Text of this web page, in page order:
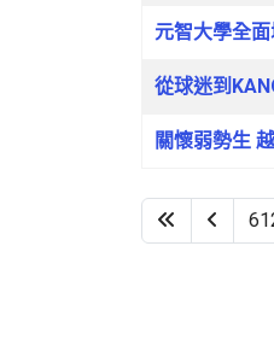
元智大學全
從球迷到
關懷弱勢生